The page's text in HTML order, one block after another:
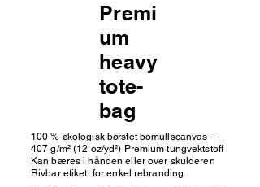
Premi
um
heavy
tote-
bag
100 % økologisk børstet bomullscanvas –
407 g/m² (12 oz/yd²) Premium tungvektstoff
Kan bæres i hånden eller over skulderen
Rivbar etikett for enkel rebranding